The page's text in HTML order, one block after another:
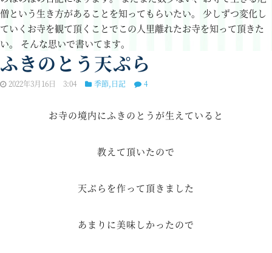
僧という生き方があることを知ってもらいたい。
少しずつ変化し
ていくお寺を観て頂くことでこの人里離れたお寺を知って頂きた
い。 そんな思いで書いてます。
ふきのとう天ぷら
2022年3月16日 3:04 季節,日記 4
お寺の境内にふきのとうが生えていると
教えて頂いたので
天ぷらを作って頂きました
あまりに美味しかったので